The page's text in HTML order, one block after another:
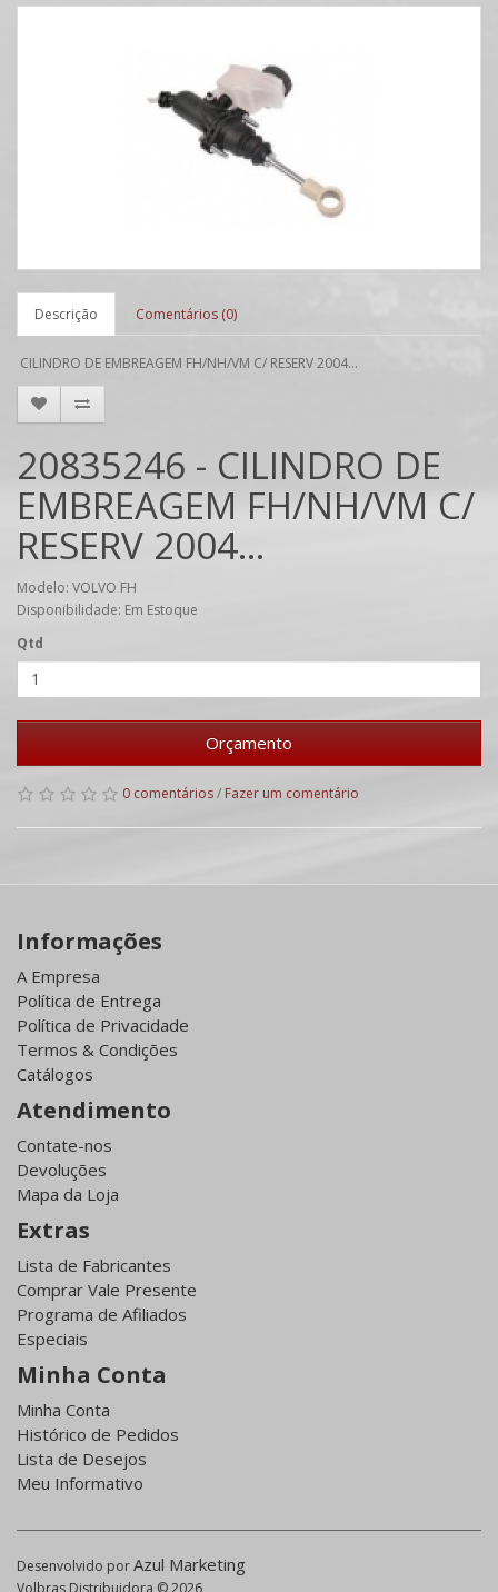
Descrição Comentários (0)
CILINDRO DE EMBREAGEM FH/NH/VM C/ RESERV 2004...
20835246 - CILINDRO DE
EMBREAGEM FH/NH/VM C/
RESERV 2004...
Modelo: VOLVO FH
Disponibilidade: Em Estoque
Qtd
Orçamento
0 comentários/ Fazer um comentário
Informações
A Empresa
Política de Entrega
Política de Privacidade
Termos & Condições
Catálogos
Atendimento
Contate-nos
Devoluções
Mapa da Loja
Extras
Lista de Fabricantes
Comprar Vale Presente
Programa de Afiliados
Especiais
Minha Conta
Minha Conta
Histórico de Pedidos
Lista de Desejos
Meu Informativo
Desenvolvido porAzul Marketing
Volbras Distribuidora © 2026